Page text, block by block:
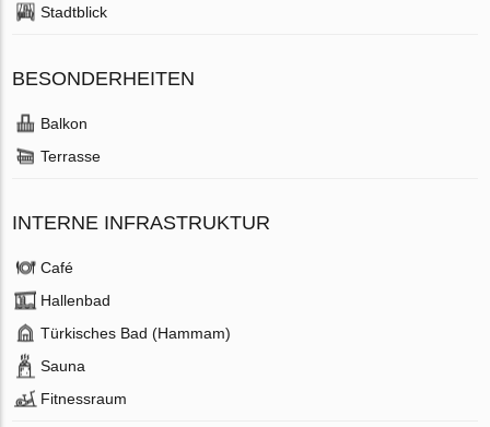
Stadtblick
BESONDERHEITEN
Balkon
Terrasse
INTERNE INFRASTRUKTUR
Café
Hallenbad
Türkisches Bad (Hammam)
Sauna
Fitnessraum